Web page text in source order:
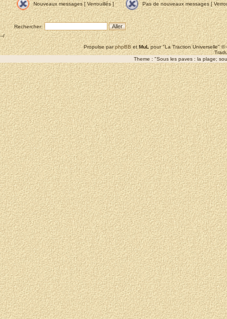
Nouveaux messages [ Verrouillés ] Pas de nouveaux messages [
Rechercher:
--/
Propulse parphpBBetMuLpour "La Traction Universelle"
Theme : "Sous les paves : la plage;